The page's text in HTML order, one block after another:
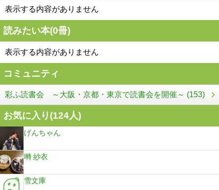
表示する内容がありません
読みたい本(0冊)
表示する内容がありません
コミュニティ
彩ふ読書会 ～大阪・京都・東京で読書会を開催～ (153)
お気に入り(124人)
げんちゃん
囀 紗衣
雪文庫